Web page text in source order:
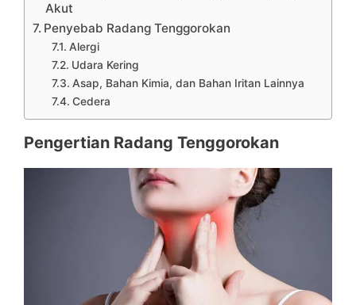
Akut
Penyebab Radang Tenggorokan
Alergi
Udara Kering
Asap, Bahan Kimia, dan Bahan Iritan Lainnya
Cedera
Pengertian Radang Tenggorokan